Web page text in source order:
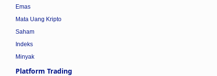
Emas
Mata Uang Kripto
Saham
Indeks
Minyak
Platform Trading